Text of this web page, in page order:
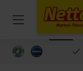
Menü